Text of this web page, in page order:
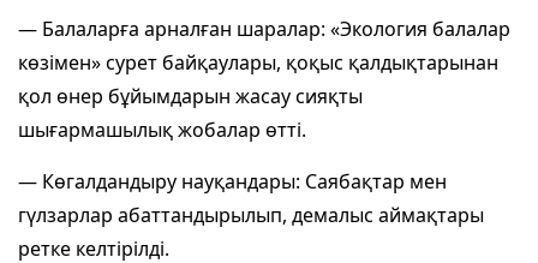
— Балаларға арналған шаралар: «Экология балалар
көзімен» сурет байқаулары, қоқыс қалдықтарынан
қол өнер бұйымдарын жасау сияқты
шығармашылық жобалар өтті.
— Көгалдандыру науқандары: Саябақтар мен
гүлзарлар абаттандырылып, демалыс аймақтары
ретке келтірілді.